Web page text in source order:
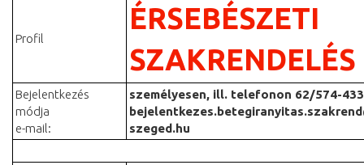
Profil
ÉRSEBÉSZETI
SZAKRENDELÉS
Bejelentkezés
módja
e-mail:
személyesen, ill. telefonon 62/574-433
szeged.hu